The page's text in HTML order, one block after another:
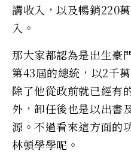
講收入，以及暢銷220
入。
那大家都認為是出生豪
第43屆的總統，以2千
除了他從政前就已經有
外，卸任後也是以出書
源。不過看來這方面的
林頓學學呢。